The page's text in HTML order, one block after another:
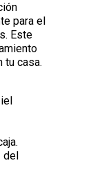
para el
Este
tu casa.